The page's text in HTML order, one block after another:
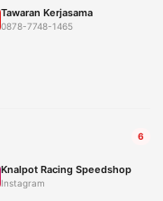
Tawaran Kerjasama
0878-7748-1465
6
Knalpot Racing Speedshop
Instagram